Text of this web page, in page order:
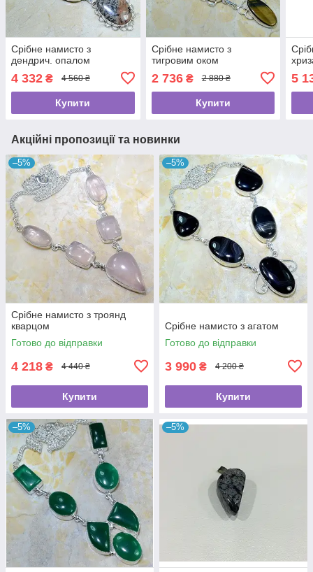
Срібне намисто з
дендрич. опалом
4 332 ₴ 4 560 ₴
Купити
Срібне намисто з
тигровим оком
2 736₴ 2 880 ₴
Купити
5
Акційні пропозиції та новинки
–5%
Срібне намисто з троянд
кварцом
Готово до відправки
4 218 ₴ 4 440 ₴
Купити
–5%
Срібне намисто з агатом
Готово до відправки
3 990 ₴ 4 200 ₴
Купити
–5% –5%